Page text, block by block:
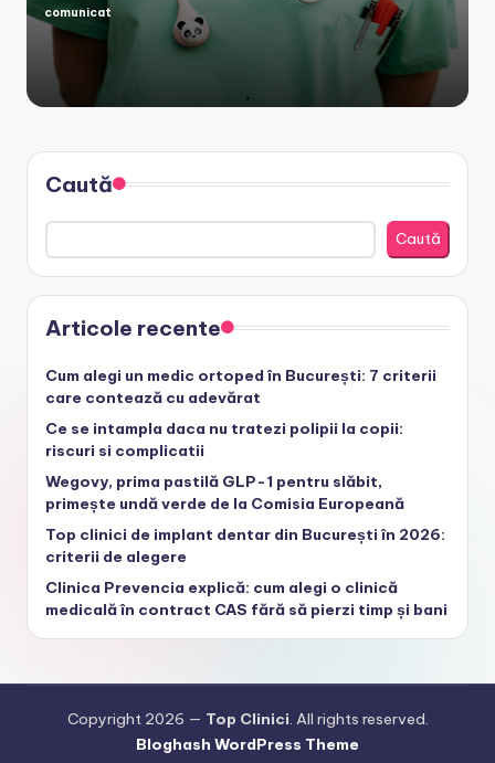
Posted
by
comunicat
Caută
Caută
Articole recente
Cum alegi un medic ortoped în București: 7 criterii
care contează cu adevărat
Ce se intampla daca nu tratezi polipii la copii:
riscuri si complicatii
Wegovy, prima pastilă GLP-1 pentru slăbit,
primește undă verde de la Comisia Europeană
Top clinici de implant dentar din București în 2026:
criterii de alegere
Clinica Prevencia explică: cum alegi o clinică
medicală în contract CAS fără să pierzi timp și bani
Copyright 2026 — Top Clinici . All rights reserved.
Bloghash WordPress Theme